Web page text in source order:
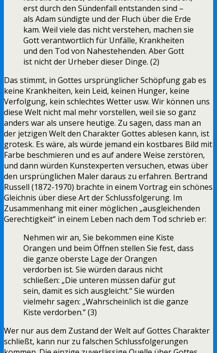
erst durch den Sündenfall entstanden sind –
als Adam sündigte und der Fluch über die Erde
kam. Weil viele das nicht verstehen, machen sie
Gott verantwortlich für Unfälle, Krankheiten
und den Tod von Nahestehenden. Aber Gott
ist nicht der Urheber dieser Dinge. (2)
Das stimmt, in Gottes ursprünglicher Schöpfung gab es
keine Krankheiten, kein Leid, keinen Hunger, keine
Verfolgung, kein schlechtes Wetter usw. Wir können uns
diese Welt nicht mal mehr vorstellen, weil sie so ganz
anders war als unsere heutige. Zu sagen, dass man an
der jetzigen Welt den Charakter Gottes ablesen kann, ist
grotesk. Es wäre, als würde jemand ein kostbares Bild mit
Farbe beschmieren und es auf andere Weise zerstören,
und dann würden Kunstexperten versuchen, etwas über
den ursprünglichen Maler daraus zu erfahren. Bertrand
Russell (1872-1970) brachte in einem Vortrag ein schönes
Gleichnis über diese Art der Schlussfolgerung. Im
Zusammenhang mit einer möglichen „ausgleichenden
Gerechtigkeit“ in einem Leben nach dem Tod schrieb er:
Nehmen wir an, Sie bekommen eine Kiste
Orangen und beim Öffnen stellen Sie fest, dass
die ganze oberste Lage der Orangen
verdorben ist. Sie würden daraus nicht
schließen: „Die unteren müssen dafür gut
sein, damit es sich ausgleicht.“ Sie würden
vielmehr sagen: „Wahrscheinlich ist die ganze
Kiste verdorben.“ (3)
Wer nur aus dem Zustand der Welt auf Gottes Charakter
schließt, kann nur zu falschen Schlussfolgerungen